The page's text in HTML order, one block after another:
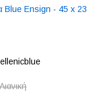
Blue Ensign - 45 x 23